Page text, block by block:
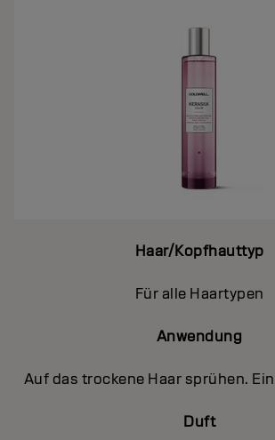
Haar/Kopfhauttyp
Für alle Haartypen
Anwendung
Auf das trockene Haar sprühen.
Duft